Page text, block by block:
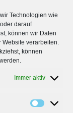
Technologien wie
darauf
können wir Daten
Website verarbeiten.
können
Immer aktiv